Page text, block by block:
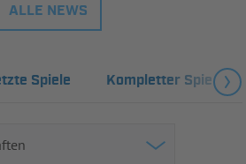
ALLE NEWS
Spiele Kompletter Spielplan